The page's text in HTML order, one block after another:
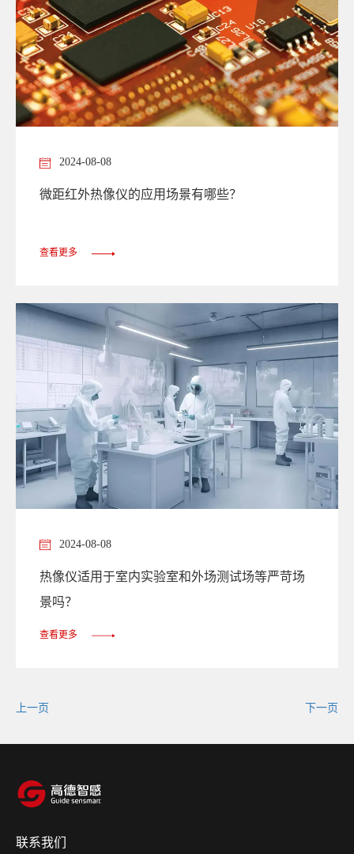
2024-08-08
微距红外热像仪的应用场景有哪些？
查看更多
2024-08-08
热像仪适用于室内实验室和外场测试场等严苛场
景吗？
查看更多
上一页 下一页
联系我们